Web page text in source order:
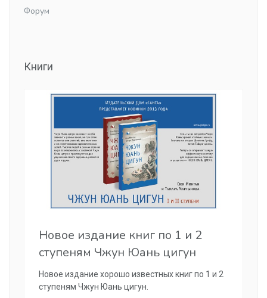
Форум
Книги
Новое издание книг по 1 и 2
ступеням Чжун Юань цигун
Новое издание хорошо известных книг по 1 и 2
ступеням Чжун Юань цигун.